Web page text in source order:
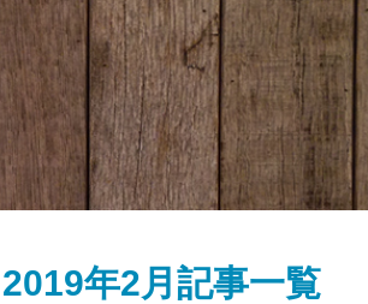
2019年2月記事一覧